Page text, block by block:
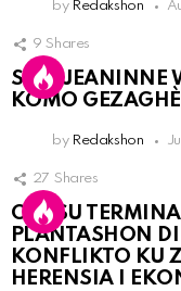
by Redakshon
9 Shares
SRA. JEANINNE
KOMO
by Redakshon
27 Shares
OLB SU
PLANTASHON
KONFLIKTO KU
HERENSIA I